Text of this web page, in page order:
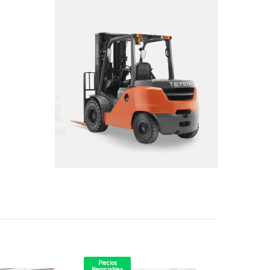
Precios